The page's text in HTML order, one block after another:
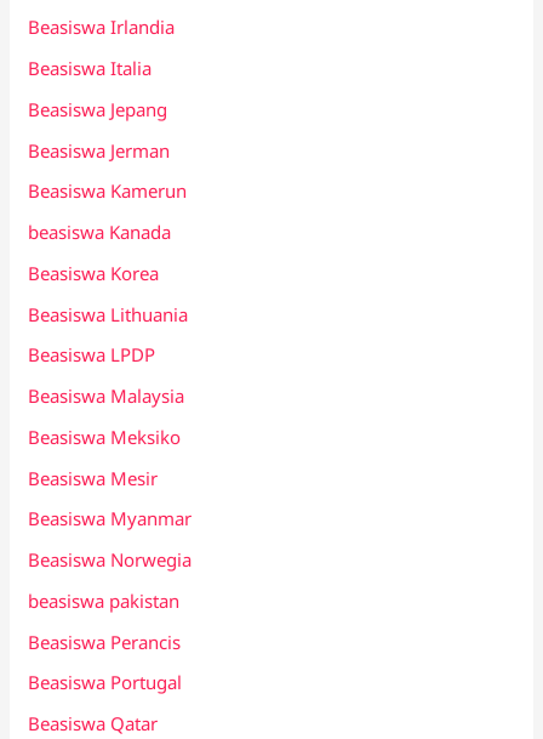
Beasiswa Irlandia
Beasiswa Italia
Beasiswa Jepang
Beasiswa Jerman
Beasiswa Kamerun
beasiswa Kanada
Beasiswa Korea
Beasiswa Lithuania
Beasiswa LPDP
Beasiswa Malaysia
Beasiswa Meksiko
Beasiswa Mesir
Beasiswa Myanmar
Beasiswa Norwegia
beasiswa pakistan
Beasiswa Perancis
Beasiswa Portugal
Beasiswa Qatar